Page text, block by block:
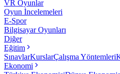
VR Oyunlar
Oyun İncelemeleri
E-Spor
Bilgisayar Oyunları
Diğer
Eğitim
SınavlarKurslarÇalışma Yöntemleri
Ekonomi